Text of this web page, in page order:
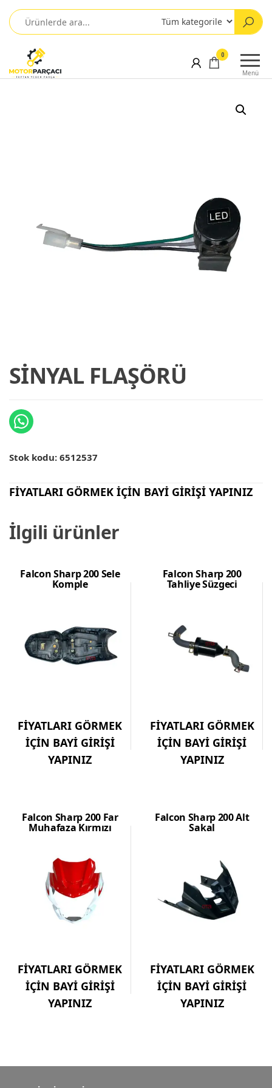
Menü
0
SİNYAL FLAŞÖRÜ
Stok kodu: 6512537
FİYATLARI GÖRMEK İÇİN BAYİ GİRİŞİ YAPINIZ
İlgili ürünler
Falcon Sharp 200 Sele
Komple
FİYATLARI GÖRMEK
İÇİN BAYİ GİRİŞİ
YAPINIZ
Falcon Sharp 200
Tahliye Süzgeci
FİYATLARI GÖRMEK
İÇİN BAYİ GİRİŞİ
YAPINIZ
Falcon Sharp 200 Far
Muhafaza Kırmızı
FİYATLARI GÖRMEK
İÇİN BAYİ GİRİŞİ
YAPINIZ
Falcon Sharp 200 Alt
Sakal
FİYATLARI GÖRMEK
İÇİN BAYİ GİRİŞİ
YAPINIZ